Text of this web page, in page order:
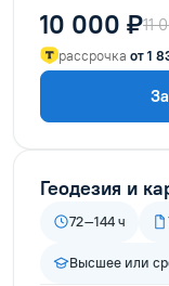
10 000 ₽11
рассрочка от 1
Геодезия и
72–144 ч
Высшее или